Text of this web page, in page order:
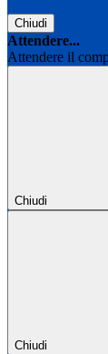
Chiudi
Attendere...
Attendere il
Chiudi
Chiudi